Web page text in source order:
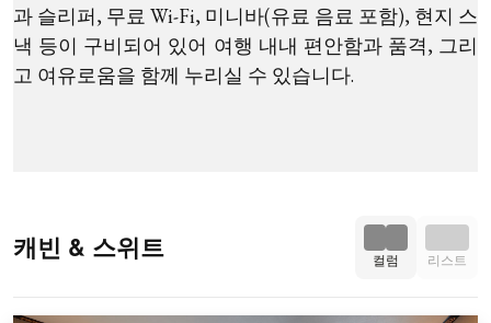
과 슬리퍼, 무료 Wi-Fi, 미니바(유료 음료 포함), 현지 스
낵 등이 구비되어 있어 여행 내내 편안함과 품격, 그리
고 여유로움을 함께 누리실 수 있습니다.
캐빈 & 스위트 컬럼 리스트